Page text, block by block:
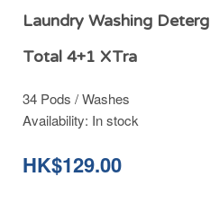
Laundry Washing
Total 4+1 XTra
34 Pods / Washes
Availability: In stock
HK$129.00